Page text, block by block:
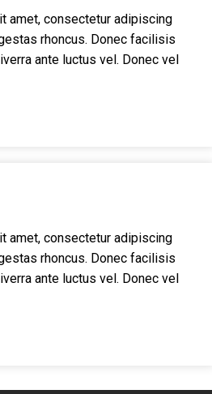
amet, consectetur adipiscing
rhoncus. Donec facilisis
ante luctus vel. Donec vel
amet, consectetur adipiscing
rhoncus. Donec facilisis
ante luctus vel. Donec vel